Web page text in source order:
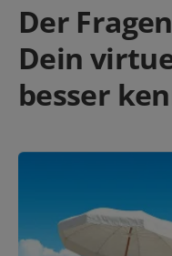
Der
Dein
besser